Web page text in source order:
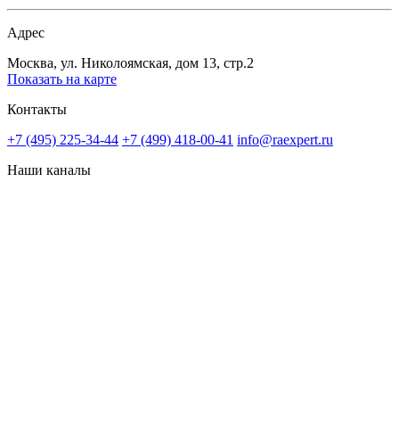
Адрес
Москва, ул. Николоямская, дом 13, стр.2
Показать на карте
Контакты
+7 (495) 225-34-44 +7 (499) 418-00-41 info@raexpert.ru
Наши каналы